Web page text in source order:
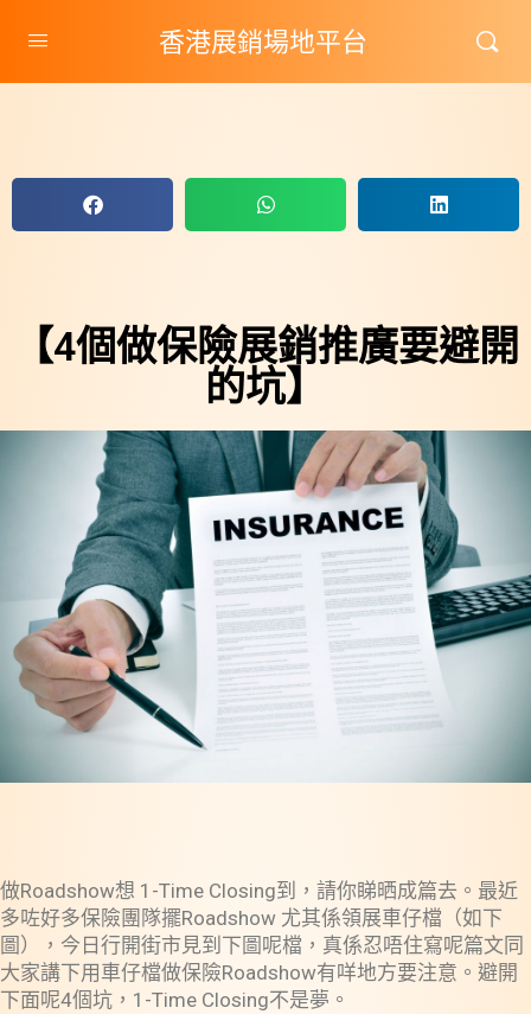
香港展銷場地平台
【4個做保險展銷推廣要避開
的坑】
做Roadshow想 1-Time Closing到，請你睇晒成篇去。最近
多咗好多保險團隊擺Roadshow 尤其係領展車仔檔（如下
圖），今日行開街市見到下圖呢檔，真係忍唔住寫呢篇文同
大家講下用車仔檔做保險Roadshow有咩地方要注意。避開
下面呢4個坑，1-Time Closing不是夢。